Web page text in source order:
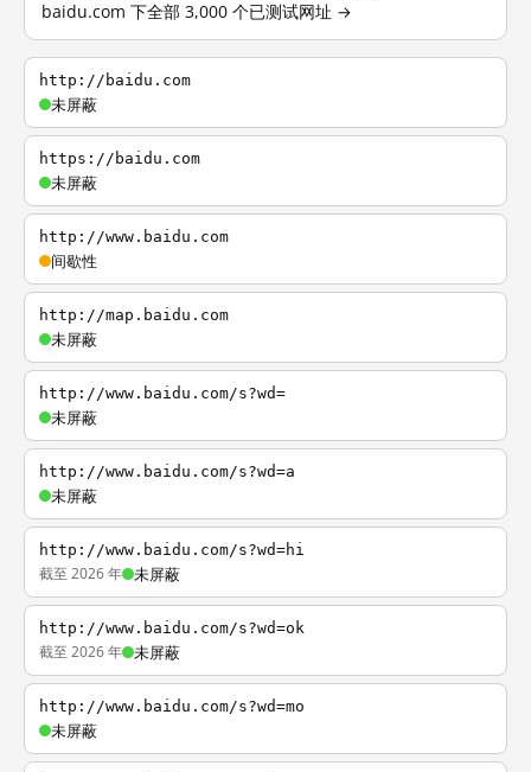
baidu.com 下全部 3,000 个已测试网址 →
http://baidu.com
未屏蔽
https://baidu.com
未屏蔽
http://www.baidu.com
间歇性
http://map.baidu.com
未屏蔽
http://www.baidu.com/s?wd=
未屏蔽
http://www.baidu.com/s?wd=a
未屏蔽
http://www.baidu.com/s?wd=hi
截至 2026 年 未屏蔽
http://www.baidu.com/s?wd=ok
截至 2026 年 未屏蔽
http://www.baidu.com/s?wd=mo
未屏蔽